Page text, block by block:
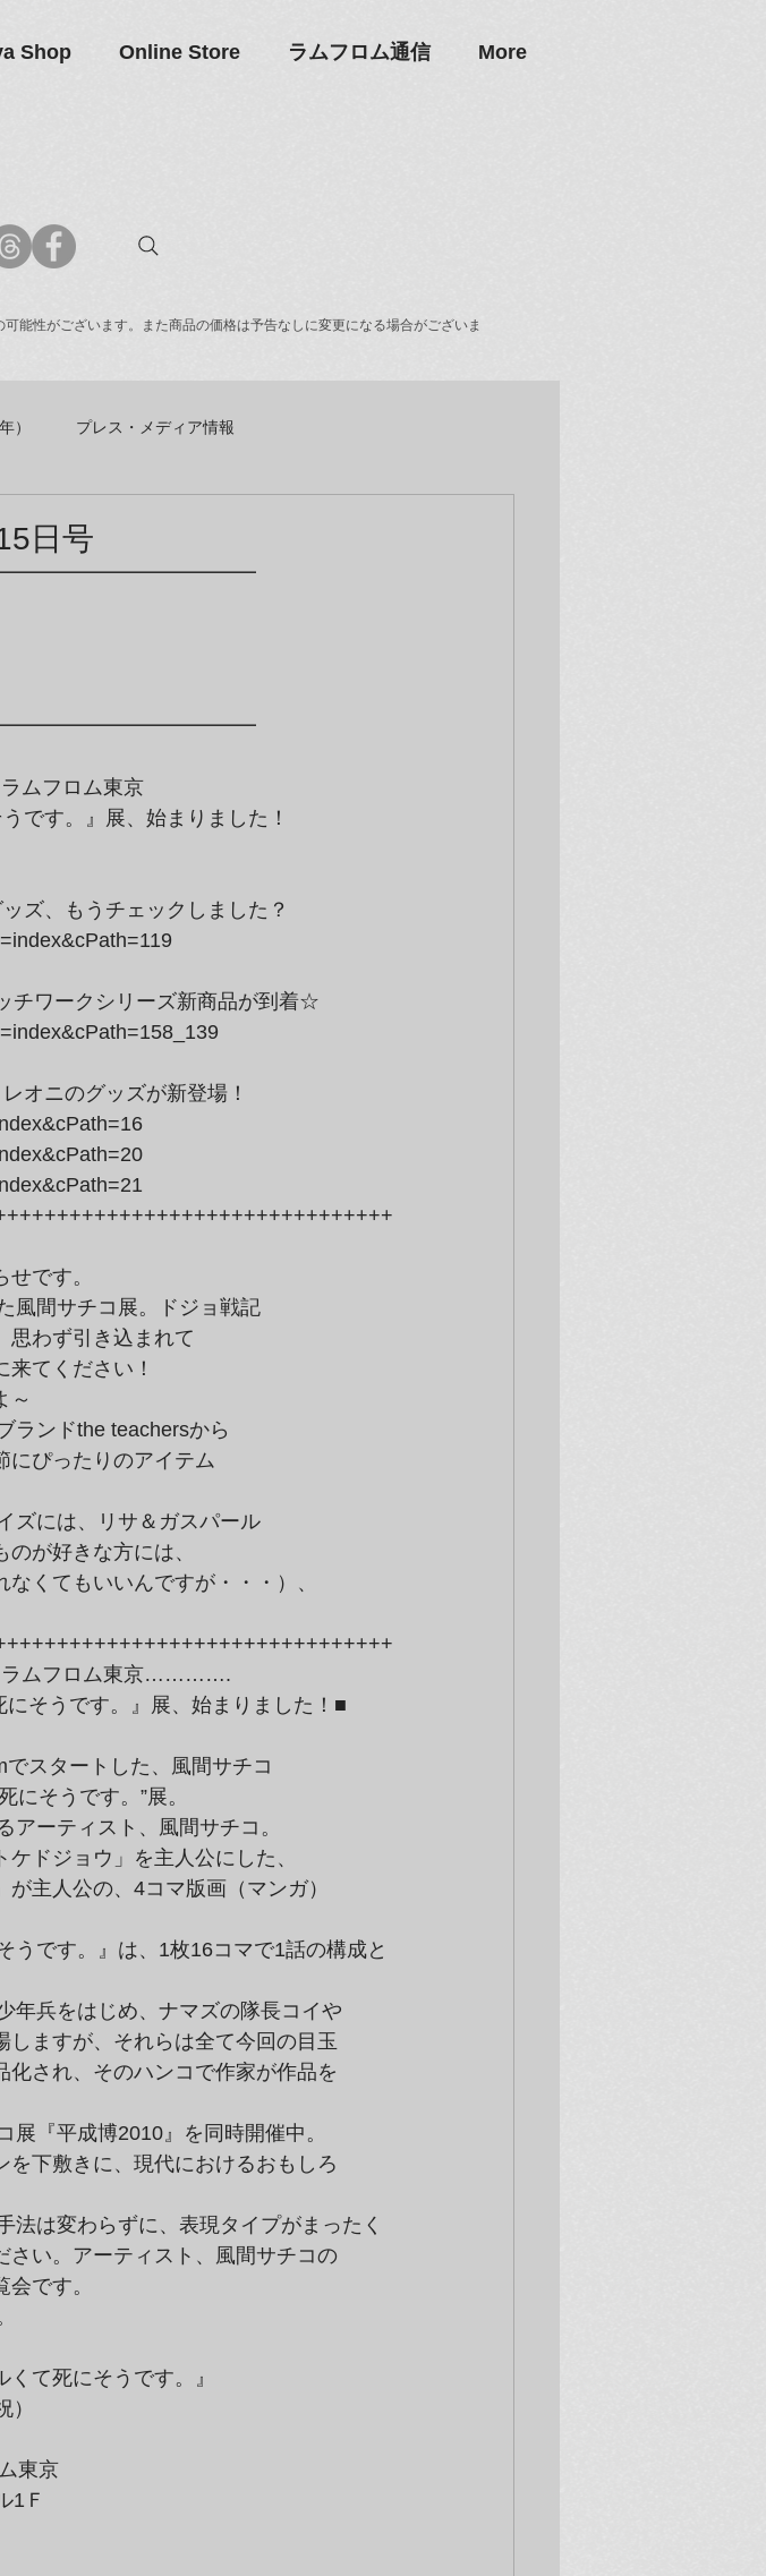
Shop Online Store ラムフロム通信 More
能性がございます。また商品の価格は予告なしに変更になる場合がございま
） プレス・メディア情報
日号
です。』展、始まりました！
ズ、もうチェックしました？
チワークシリーズ新商品が到着☆
オニのグッズが新登場！
です。
思わず引き込まれて
てください！
～
ぴったりのアイテム
が好きな方には、
くてもいいんですが・・・）、
ラムフロム東京………….
スタートした、風間サチコ
にそうです。”展。
ドジョウ」を主人公にした、
主人公の、4コマ版画（マンガ）
年兵をはじめ、ナマズの隊長コイや
ますが、それらは全て今回の目玉
され、そのハンコで作家が作品を
下敷きに、現代におけるおもしろ
い。アーティスト、風間サチコの
です。
て死にそうです。』
1Ｆ